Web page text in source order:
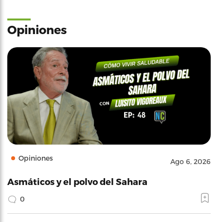
Opiniones
Opiniones Ago 6, 2026
Asmáticos y el polvo del Sahara
0